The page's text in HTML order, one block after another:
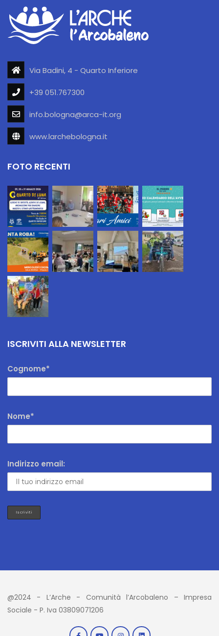
Via Badini, 4 - Quarto Inferiore
+39 051.767300
info.bologna@arca-it.org
www.larchebologna.it
FOTO RECENTI
ISCRIVITI ALLA NEWSLETTER
Cognome*
Nome*
Indirizzo email:
@2024 - L’Arche - Comunità l’Arcobaleno – Impresa
Sociale - P. Iva 03809071206